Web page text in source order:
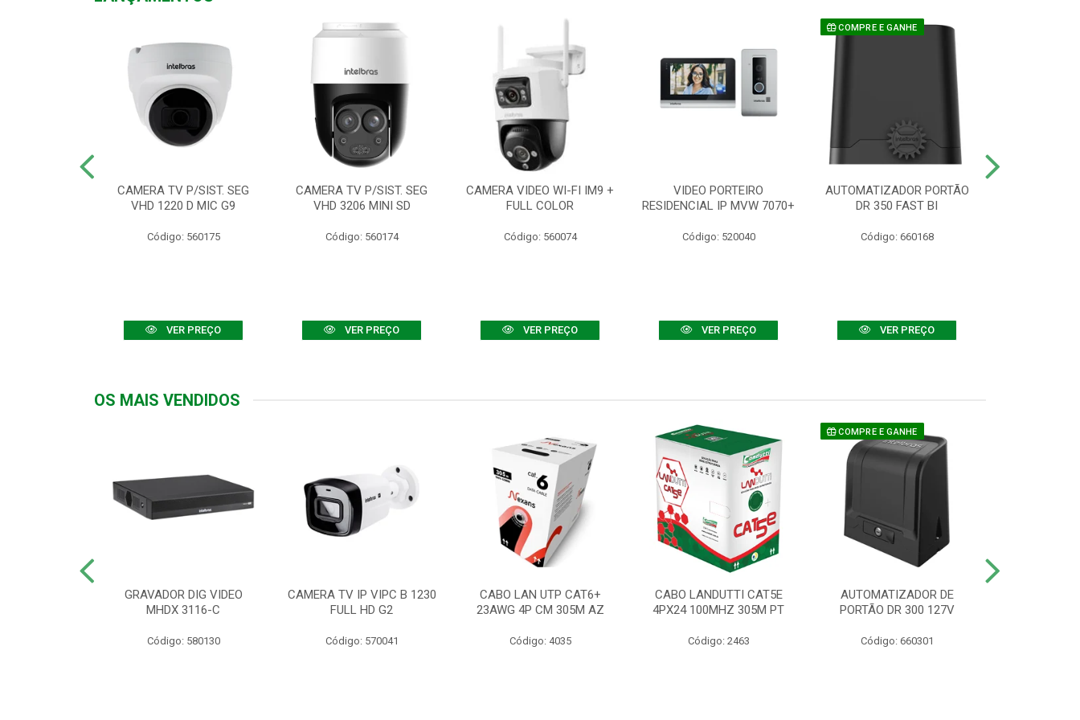
CAMERA TV P/SIST. SEG
VHD 1220 D MIC G9
Código: 560175
VER PREÇO
CAMERA TV P/SIST. SEG
VHD 3206 MINI SD
Código: 560174
VER PREÇO
CAMERA VIDEO WI-FI IM9 +
FULL COLOR
Código: 560074
VER PREÇO
VIDEO PORTEIRO
RESIDENCIAL IP MVW 7070+
Código: 520040
VER PREÇO
COMPRE E GANHE
AUTOMATIZADOR PORTÃO
DR 350 FAST BI
Código: 660168
VER PREÇO
OS MAIS VENDIDOS
GRAVADOR DIG VIDEO
MHDX 3116-C
Código: 580130
CAMERA TV IP VIPC B 1230
FULL HD G2
Código: 570041
CABO LAN UTP CAT6+
23AWG 4P CM 305M AZ
Código: 4035
CABO LANDUTTI CAT5E
4PX24 100MHZ 305M PT
Código: 2463
COMPRE E GANHE
AUTOMATIZADOR DE
PORTÃO DR 300 127V
Código: 660301